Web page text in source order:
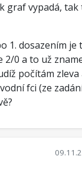
graf vypadá, tak
1. dosazením je
0 a to už
počítám zleva
fci (ze